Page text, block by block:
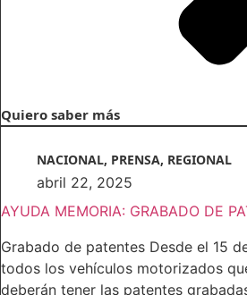
Quiero saber más
NACIONAL, PRENSA, REGIONAL
abril 22, 2025
AYUDA MEMORIA: GRABADO DE
Grabado de patentes Desde el 15
todos los vehículos motorizados
deberán tener las patentes